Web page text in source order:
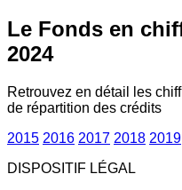
Le Fonds en
2024
Retrouvez en détail les
de répartition des crédits
2015 2016 2017 2018 2019
DISPOSITIF LÉGAL